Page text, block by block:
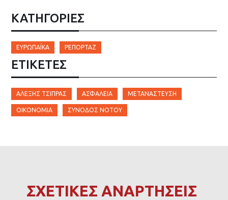
ΚΑΤΗΓΟΡΙΕΣ
ΕΥΡΩΠΑΪΚΆ ΡΕΠΟΡΤΆΖ
ΕΤΙΚΈΤΕΣ
ΑΛΈΞΗΣ ΤΣΊΠΡΑΣ ΑΣΦΆΛΕΙΑ ΜΕΤΑΝΆΣΤΕΥΣΗ
ΟΙΚΟΝΟΜΊΑ ΣΎΝΟΔΟΣ ΝΌΤΟΥ
ΣΧΕΤΙΚΕΣ ΑΝΑΡΤΗΣΕΙΣ